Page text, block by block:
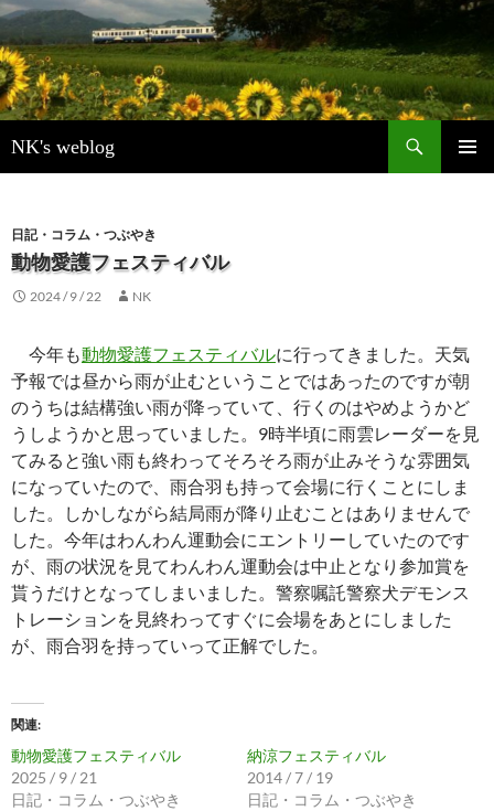
NK's weblog
索
ン
ツ
ス
プ
日記・コラム・つぶやき
動物愛護フェスティバル
2024 / 9 / 22 NK
今年も動物愛護フェスティバルに行ってきました。天気
予報では昼から雨が止むということではあったのですが朝
のうちは結構強い雨が降っていて、行くのはやめようかど
うしようかと思っていました。9時半頃に雨雲レーダーを見
てみると強い雨も終わってそろそろ雨が止みそうな雰囲気
になっていたので、雨合羽も持って会場に行くことにしま
した。しかしながら結局雨が降り止むことはありませんで
した。今年はわんわん運動会にエントリーしていたのです
が、雨の状況を見てわんわん運動会は中止となり参加賞を
貰うだけとなってしまいました。警察嘱託警察犬デモンス
トレーションを見終わってすぐに会場をあとにしました
が、雨合羽を持っていって正解でした。
関連
動物愛護フェスティバル
2025 / 9 / 21
日記・コラム・つぶやき
納涼フェスティバル
2014 / 7 / 19
日記・コラム・つぶやき